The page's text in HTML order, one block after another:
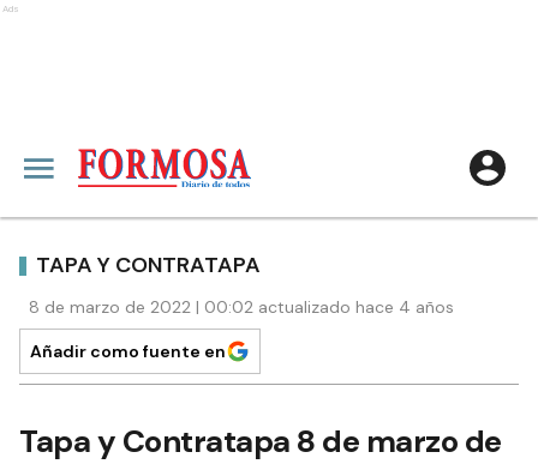
Ads
TAPA Y CONTRATAPA
8 de marzo de 2022 | 00:02 actualizado hace 4 años
Añadir como fuente en
Tapa y Contratapa 8 de marzo de